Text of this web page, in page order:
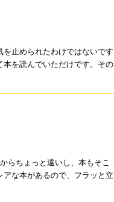
止められたわけではないです
を読んでいただけです。その
らちょっと遠いし、本もそこ
な本があるので、フラッと立